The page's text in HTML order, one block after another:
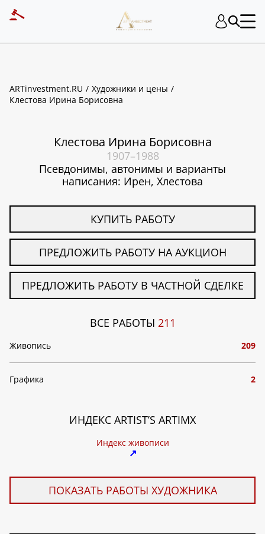
ARTinvestment.RU
Художники и цены
Клестова Ирина Борисовна
Клестова Ирина Борисовна
1907–1988
Псевдонимы, автонимы и варианты
написания: Ирен, Хлестова
КУПИТЬ РАБОТУ
ПРЕДЛОЖИТЬ РАБОТУ НА АУКЦИОН
ПРЕДЛОЖИТЬ РАБОТУ В ЧАСТНОЙ СДЕЛКЕ
ВСЕ РАБОТЫ 211
Живопись 209
Графика 2
ИНДЕКС ARTIST’S ARTIMX
Индекс живописи
↗
ПОКАЗАТЬ РАБОТЫ ХУДОЖНИКА